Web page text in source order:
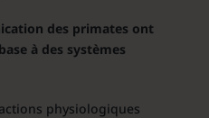
des primates ont
à des systèmes
physiologiques